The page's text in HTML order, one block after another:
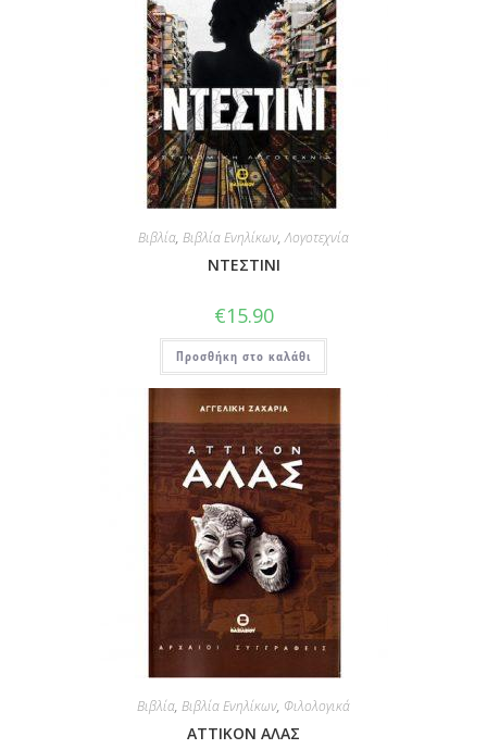
Βιβλία, Βιβλία Ενηλίκων,Λογοτεχνία
ΝΤΕΣΤΙΝΙ
€15.90
Προσθήκη στο καλάθι
Βιβλία, Βιβλία Ενηλίκων, Φιλολογικά
ΑΤΤΙΚΟΝ ΑΛΑΣ